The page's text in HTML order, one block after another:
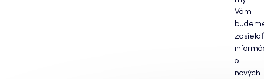
Vám
zasielať
o
nových